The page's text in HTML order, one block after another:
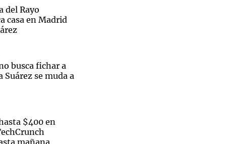
del Rayo
casa en Madrid
busca fichar a
Suárez se muda a
$400 en
mañana